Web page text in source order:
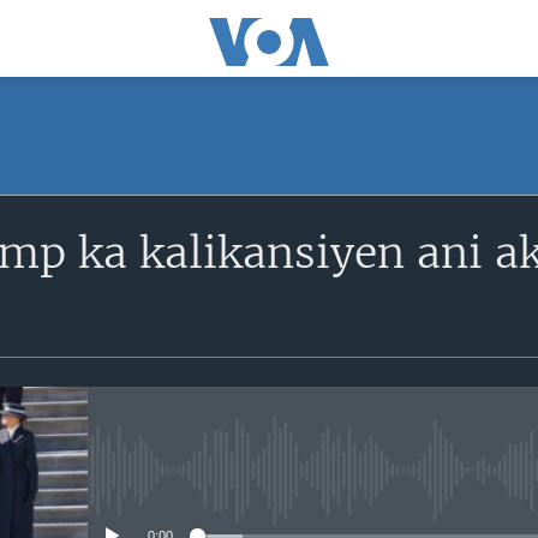
ka kalikansiyen ani